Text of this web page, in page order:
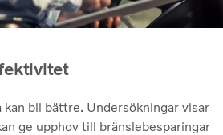
kan bli bättre. Undersökningar visar
ge upphov till bränslebesparingar